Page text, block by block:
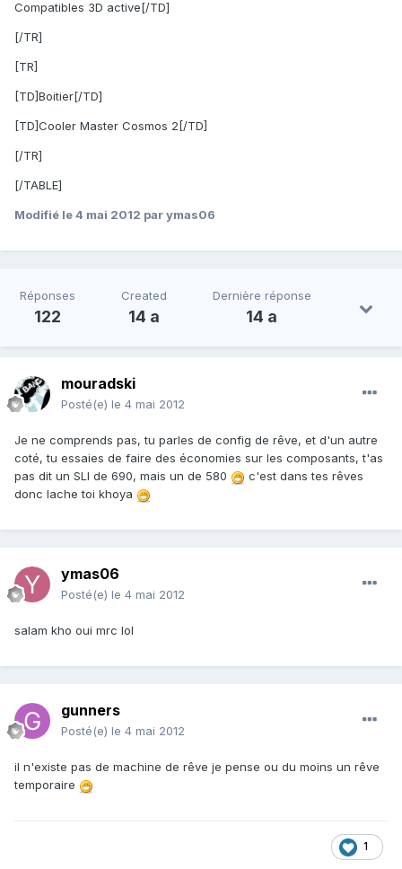
Compatibles 3D active[/TD]
[/TR]
[TR]
[TD]Boitier[/TD]
[TD]Cooler Master Cosmos 2[/TD]
[/TR]
[/TABLE]
Modifié le 4 mai 2012 par ymas06
Réponses
122
Created
14 a
Dernière réponse
14 a
mouradski
Posté(e) le 4 mai 2012
Je ne comprends pas, tu parles de config de rêve, et d'un autre
coté, tu essaies de faire des économies sur les composants, t'as
pas dit un SLI de 690, mais un de 580
c'est dans tes rêves
donc lache toi khoya
ymas06
Posté(e) le 4 mai 2012
salam kho oui mrc lol
gunners
Posté(e) le 4 mai 2012
il n'existe pas de machine de rêve je pense ou du moins un rêve
temporaire
1